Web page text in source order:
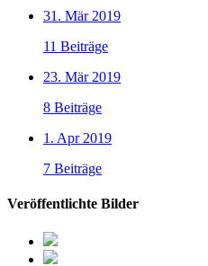
31. Mär 2019
11 Beiträge
23. Mär 2019
8 Beiträge
1. Apr 2019
7 Beiträge
Veröffentlichte Bilder